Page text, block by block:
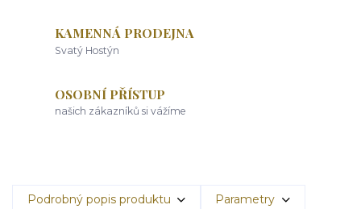
KAMENNÁ PRODEJNA
Svatý Hostýn
OSOBNÍ PŘÍSTUP
našich zákazníků si vážíme
Podrobný popis produktu Parametry